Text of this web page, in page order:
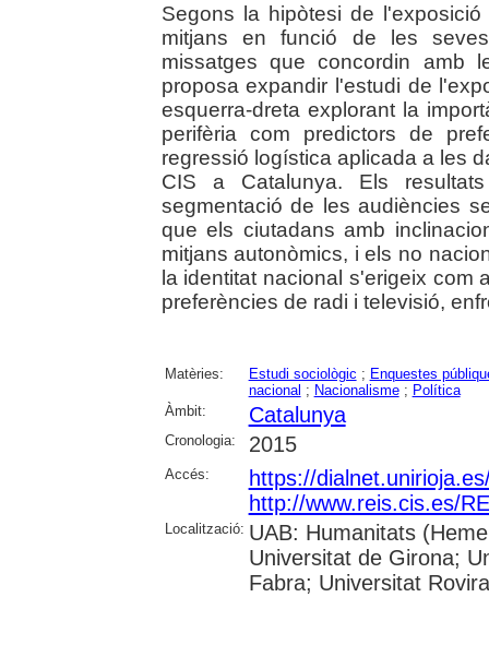
Segons la hipòtesi de
mitjans en funció de les
missatges que concordin amb
proposa expandir l'estudi de
esquerra-dreta explorant la
perifèria com predictors de
regressió logística aplicada a les
CIS a Catalunya. Els
segmentació de les audiències
que els ciutadans amb
mitjans autonòmics, i els no
la identitat nacional s'erigeix com
preferències de radi i televisió,
Matèries: Estudi sociològic ; Enquestes
nacional ; Nacionalisme; Política
Àmbit:
Catalunya
Cronologia: 2015
Accés:
https://
http://www.reis.cis.es/
Localització: UAB: Humanitats
Universitat de Girona;
Fabra; Universitat